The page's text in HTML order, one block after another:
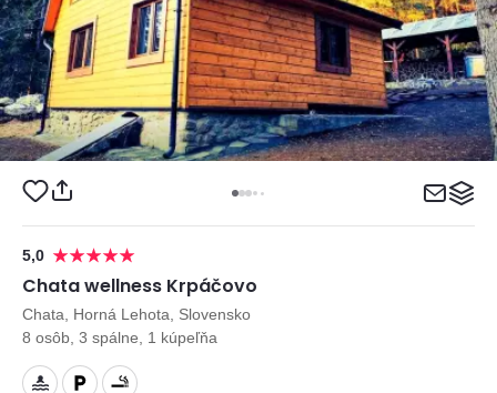
5,0
Chata wellness Krpáčovo
Chata, Horná Lehota, Slovensko
8 osôb, 3 spálne, 1 kúpeľňa